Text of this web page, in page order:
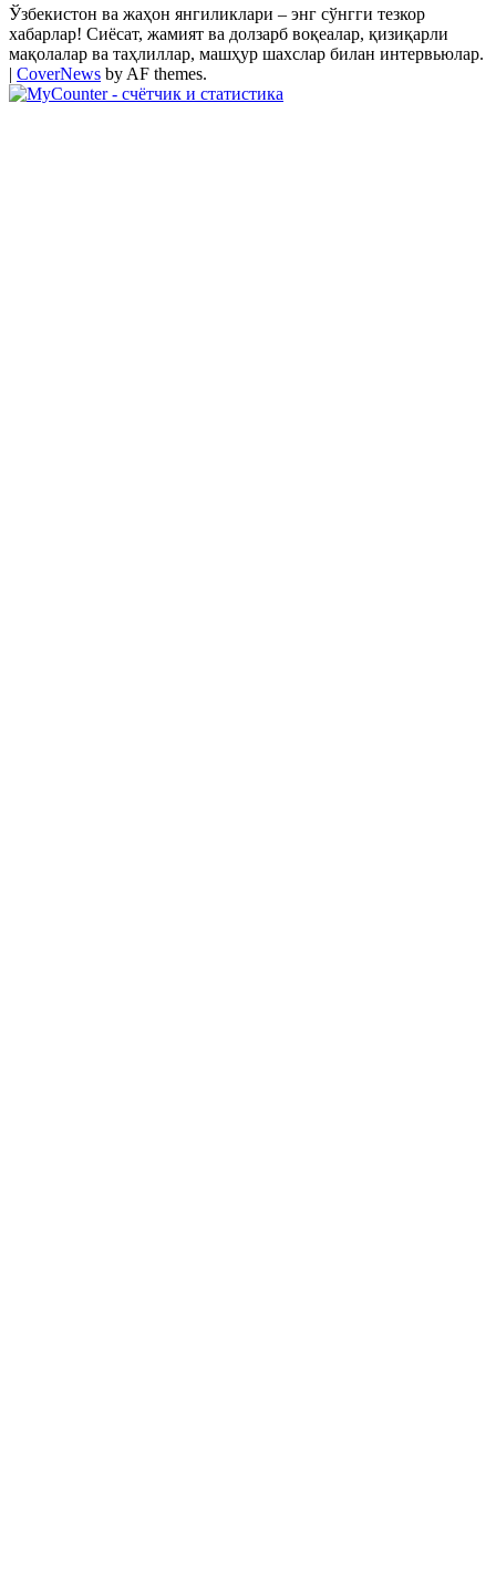
Ўзбекистон ва жаҳон янгиликлари – энг сўнгги тезкор
хабарлар! Сиёсат, жамият ва долзарб воқеалар, қизиқарли
мақолалар ва таҳлиллар, машҳур шахслар билан интервьюлар.
| CoverNews by AF themes.